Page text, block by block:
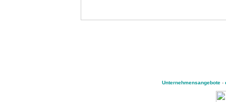
Unternehmensangebote-